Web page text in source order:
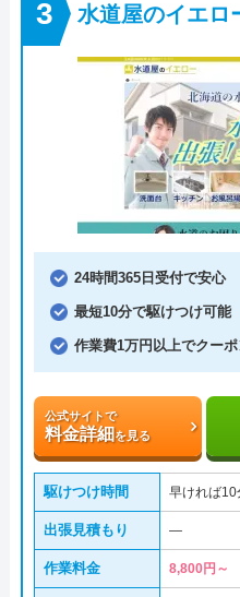
水道屋のイエロ
24時間365日受付で安心
最短10分で駆けつけ可能
作業費1万円以上でクー
公式サイトで
料金詳細を見る
駆けつけ時間 早ければ10
出張見積もり ―
作業料金 8,800円～